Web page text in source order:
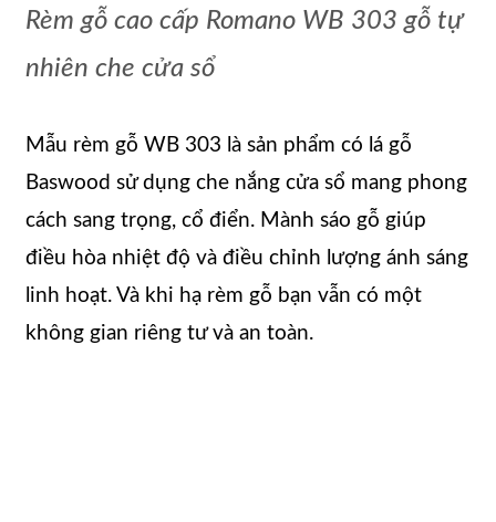
Rèm gỗ cao cấp Romano WB 303 gỗ tự
nhiên che cửa sổ
Mẫu rèm gỗ WB 303 là sản phẩm có lá gỗ
Baswood sử dụng che nắng cửa sổ mang phong
cách sang trọng, cổ điển. Mành sáo gỗ giúp
điều hòa nhiệt độ và điều chỉnh lượng ánh sáng
linh hoạt. Và khi hạ rèm gỗ bạn vẫn có một
không gian riêng tư và an toàn.